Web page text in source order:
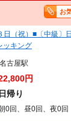
お
（祝）■〔中級〕
キング
名古屋駅
円
日帰り
0回、昼0回、夜0回